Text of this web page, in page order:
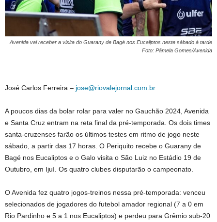
Avenida vai receber a visita do Guarany de Bagé nos Eucaliptos neste sábado à tarde
Foto: Pâmela Gomes/Avenida
José Carlos Ferreira – jose@riovalejornal.com.br
A poucos dias da bolar rolar para valer no Gauchão 2024, Avenida
e Santa Cruz entram na reta final da pré-temporada. Os dois times
santa-cruzenses farão os últimos testes em ritmo de jogo neste
sábado, a partir das 17 horas. O Periquito recebe o Guarany de
Bagé nos Eucaliptos e o Galo visita o São Luiz no Estádio 19 de
Outubro, em Ijuí. Os quatro clubes disputarão o campeonato.
O Avenida fez quatro jogos-treinos nessa pré-temporada: venceu
selecionados de jogadores do futebol amador regional (7 a 0 em
Rio Pardinho e 5 a 1 nos Eucaliptos) e perdeu para Grêmio sub-20